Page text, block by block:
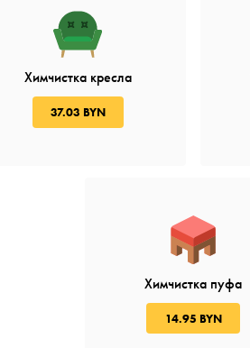
Химчистка кресла
37.03 BYN
Химчистка пуфа
14.95 BYN